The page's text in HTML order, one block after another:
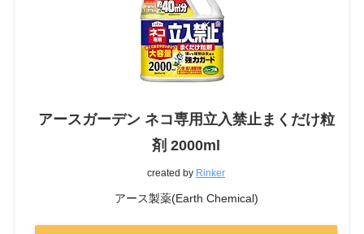
アースガーデン ネコ専用立入禁止まくだけ粒
剤 2000ml
created by Rinker
アース製薬(Earth Chemical)